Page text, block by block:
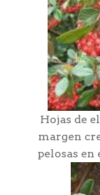
Hojas de
margen
pelosas en